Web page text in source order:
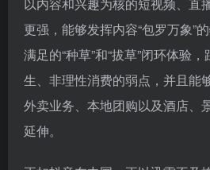
更强，能够发挥内容“包罗万象”
满足的“种草”和“拔草”闭环体验，
生、非理性消费的弱点，并且能
外卖业务、本地团购以及酒店、
延伸。